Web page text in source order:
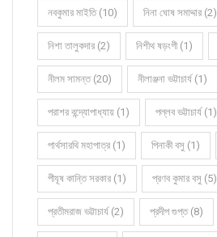
নবকুমার মাইতি (10) নিনা ঘোষ সমাদ্দার (2)
নিশা তালুকদার (2) নিশীথ ষড়ংগী (1)
নীলম সামন্ত (20) নীলাঞ্জনা ভট্টাচার্য (1)
পরাশর বন্দ্যোপাধ্যায় (1) পল্লব ভট্টাচার্য (1)
পার্থসারথি মহাপাত্র (1) পিনাকী বসু (1)
পীযূষ কান্তি সরকার (1) প্রণব কুমার বসু (5)
প্রতীমরাজ ভট্টাচার্য (2) প্রদীপ গুপ্ত (8)